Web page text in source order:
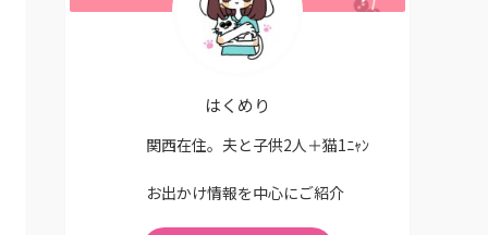
はくめり
関西在住。夫と子供2人＋猫1ﾆｬﾝ
お出かけ情報を中心にご紹介